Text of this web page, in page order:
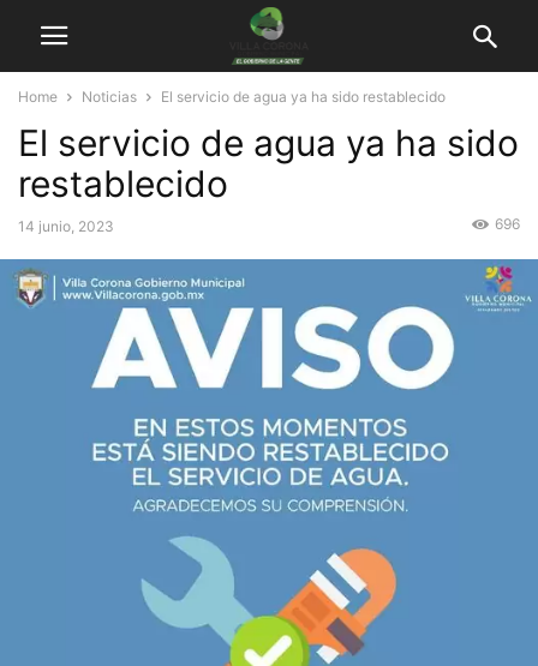
Home Noticias El servicio de agua ya ha sido restablecido
El servicio de agua ya ha sido
restablecido
14 junio, 2023 696